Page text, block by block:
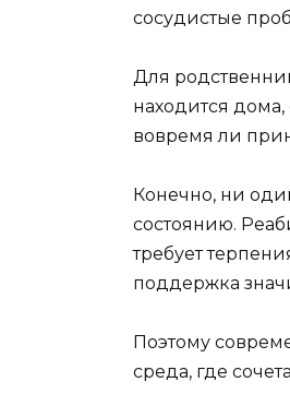
сосудистые
Для
находится
вовремя ли
Конечно, ни
состоянию.
требует
поддержка
Поэтому
среда, где